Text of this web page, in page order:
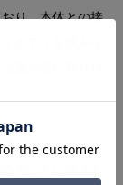
り、本体との接
。
ポーチにはスト